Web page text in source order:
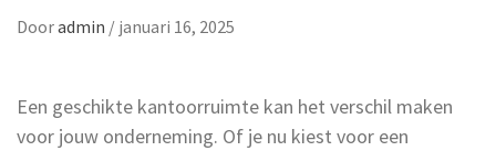
Dooradmin / januari 16, 2025
Een geschikte kantoorruimte kan het verschil maken
voor jouw onderneming. Of je nu kiest voor een